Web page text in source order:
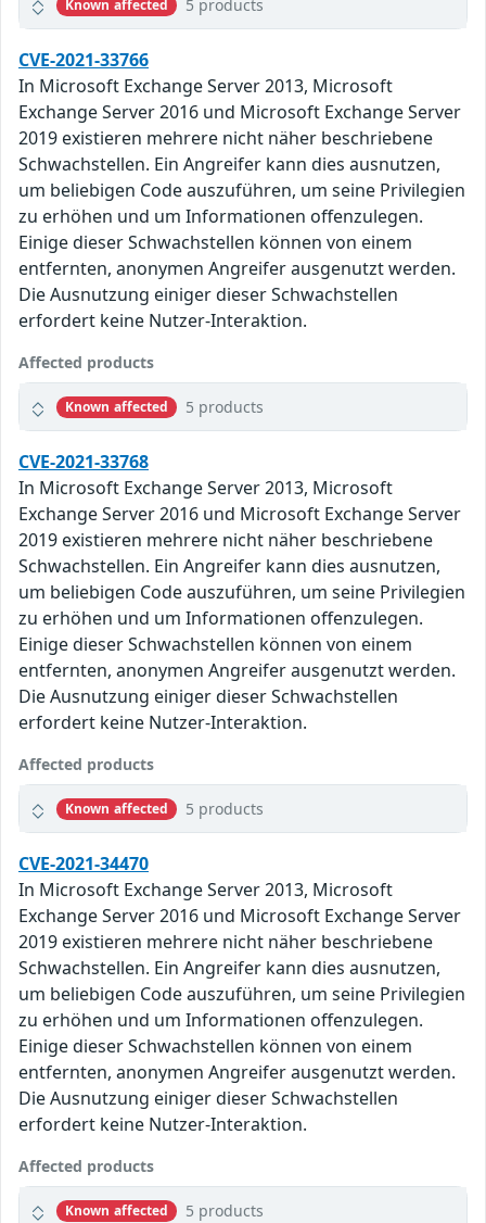
Known affected 5 products
CVE-2021-33766
In Microsoft Exchange Server 2013, Microsoft
Exchange Server 2016 und Microsoft Exchange Server
2019 existieren mehrere nicht näher beschriebene
Schwachstellen. Ein Angreifer kann dies ausnutzen,
um beliebigen Code auszuführen, um seine Privilegien
zu erhöhen und um Informationen offenzulegen.
Einige dieser Schwachstellen können von einem
entfernten, anonymen Angreifer ausgenutzt werden.
Die Ausnutzung einiger dieser Schwachstellen
erfordert keine Nutzer-Interaktion.
Affected products
Known affected 5 products
CVE-2021-33768
In Microsoft Exchange Server 2013, Microsoft
Exchange Server 2016 und Microsoft Exchange Server
2019 existieren mehrere nicht näher beschriebene
Schwachstellen. Ein Angreifer kann dies ausnutzen,
um beliebigen Code auszuführen, um seine Privilegien
zu erhöhen und um Informationen offenzulegen.
Einige dieser Schwachstellen können von einem
entfernten, anonymen Angreifer ausgenutzt werden.
Die Ausnutzung einiger dieser Schwachstellen
erfordert keine Nutzer-Interaktion.
Affected products
Known affected 5 products
CVE-2021-34470
In Microsoft Exchange Server 2013, Microsoft
Exchange Server 2016 und Microsoft Exchange Server
2019 existieren mehrere nicht näher beschriebene
Schwachstellen. Ein Angreifer kann dies ausnutzen,
um beliebigen Code auszuführen, um seine Privilegien
zu erhöhen und um Informationen offenzulegen.
Einige dieser Schwachstellen können von einem
entfernten, anonymen Angreifer ausgenutzt werden.
Die Ausnutzung einiger dieser Schwachstellen
erfordert keine Nutzer-Interaktion.
Affected products
Known affected 5 products